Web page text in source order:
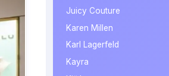
Juicy Couture
Karen Millen
Karl Lagerfeld
Kayra